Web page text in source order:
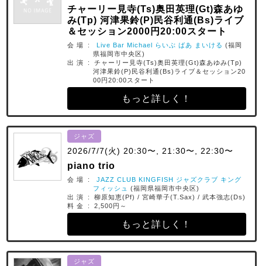
チャーリー見寺(Ts)奥田英理(Gt)森あゆ
み(Tp) 河津果鈴(P)民谷利通(Bs)ライブ
＆セッション2000円20:00スタート
会 場 : Live Bar Michael らいぶ ばあ まいける (福岡
県福岡市中央区)
出 演 : チャーリー見寺(Ts)奥田英理(Gt)森あゆみ(Tp)
河津果鈴(P)民谷利通(Bs)ライブ＆セッション20
00円20:00スタート
もっと詳しく！
ジャズ
2026/7/7(火) 20:30〜, 21:30〜, 22:30〜
piano trio
会 場 : JAZZ CLUB KINGFISH ジャズクラブ キング
フィッシュ
(福岡県福岡市中央区)
出 演 : 柳原知恵(Pf) / 宮崎華子(T.Sax) / 武本強志(Ds)
料 金 : 2,500円～
もっと詳しく！
ジャズ